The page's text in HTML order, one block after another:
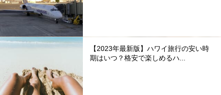
【2023年最新版】ハワイ旅行の安い時
期はいつ？格安で楽しめるハ...